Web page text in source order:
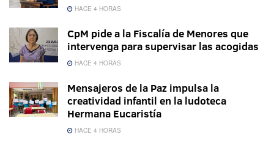
HACE 4 HORAS
CpM pide a la Fiscalía de Menores que
intervenga para supervisar las acogidas
HACE 4 HORAS
Mensajeros de la Paz impulsa la
creatividad infantil en la ludoteca
Hermana Eucaristía
HACE 4 HORAS